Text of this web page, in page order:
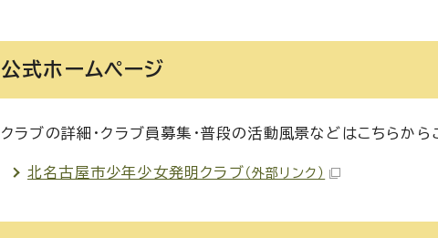
公式ホームページ
クラブの詳細・クラブ員募集・普段の活動風景などはこちらから
北名古屋市少年少女発明クラブ （外部リンク）